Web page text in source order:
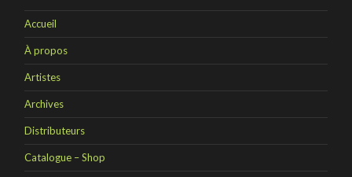
Accueil
À propos
Artistes
Archives
Distributeurs
Catalogue – Shop